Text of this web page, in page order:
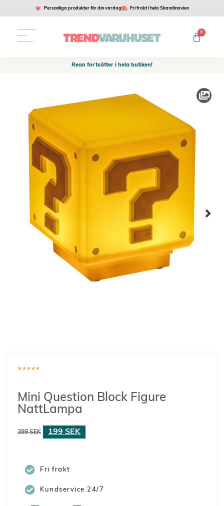
Personliga produkter för din vardag Fri frakt i hela Skandinavien
0
Rean fortsätter i hela butiken!
★★★★★
Mini Question Block Figure
NattLampa
399SEK 199 SEK
Fri frakt
Kundservice 24/7